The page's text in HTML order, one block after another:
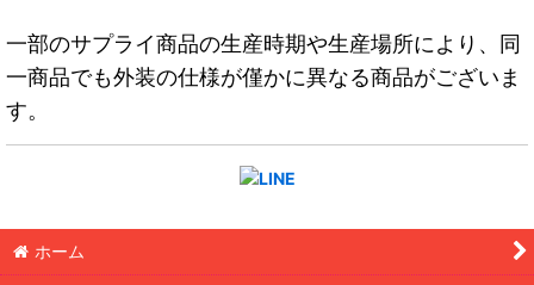
一部のサプライ商品の生産時期や生産場所により、同
一商品でも外装の仕様が僅かに異なる商品がございま
す。
ホーム